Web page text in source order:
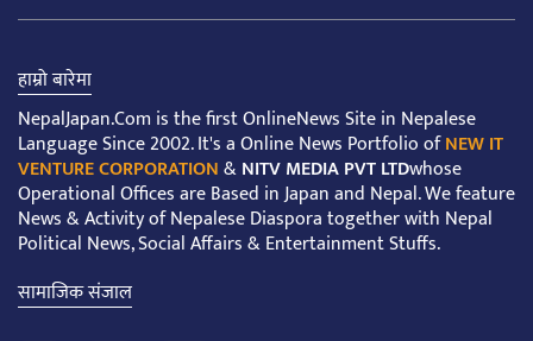
हाम्रो बारेमा
NepalJapan.Com is the first OnlineNews Site in Nepalese
Language Since 2002. It's a Online News Portfolio ofNEW IT
VENTURE CORPORATION&NITV MEDIA PVT LTDwhose
Operational Offices are Based in Japan and Nepal. We feature
News & Activity of Nepalese Diaspora together with Nepal
Political News, Social Affairs & Entertainment Stuffs.
सामाजिक संजाल